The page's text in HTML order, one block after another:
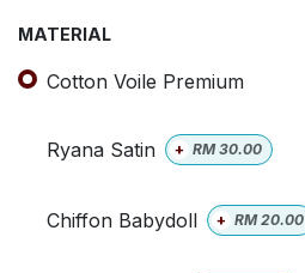
MATERIAL
Cotton Voile Premium
Ryana Satin + RM30.00
Chiffon Babydoll + RM20.00